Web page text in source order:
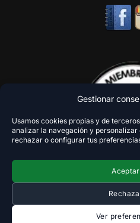
Gestionar
Usamos cookies propias y de
analizar la navegación y personalizar
rechazar o configurar tus
Aceptar
Ver